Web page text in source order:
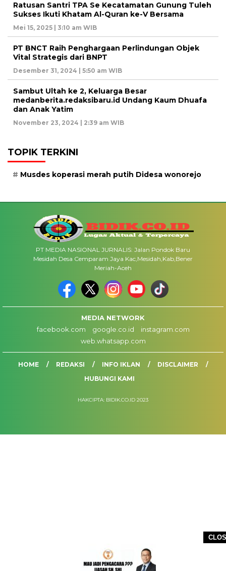
Ratusan Santri TPA Se Kecatamatan Gunung Tuleh
Sukses Ikuti Khatam Al-Quran ke-V Bersama
Mei 15, 2025 | 3:10 am WIB
PT BNCT Raih Penghargaan Perlindungan Objek
Vital Strategis dari BNPT
Desember 31, 2024 | 5:50 am WIB
Sambut Ultah ke 2, Keluarga Besar
medanberita.redaksibaru.id Undang Kaum Dhuafa
dan Anak Yatim
November 23, 2024 | 2:39 am WIB
TOPIK TERKINI
Musdes koperasi merah putih Didesa wonorejo
PT MEDIA NASIONAL JURNALIS: Jalan Pondok Baru
Mesidah Desa Cemparam Jaya Kac,Mesidah,Kab,Bener
Meriah-Aceh
MEDIA NETWORK
facebook.com
google.co.id
instagram.com
web.whatsapp.com
HOME REDAKSI INFO IKLAN
DISCLAIMER
HUBUNGI KAMI
HAKCIPTA: BIDIK.CO.ID 2023